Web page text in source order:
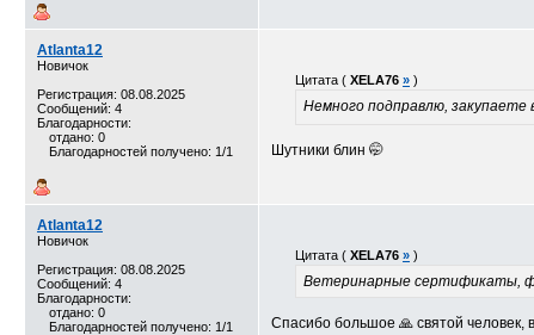
Atlanta12
Новичок
Регистрация: 08.08.2025
Сообщений: 4
Благодарности:
отдано: 0
Благодарностей получено: 1/1
Цитата ( XELA76 » )
Немного подправлю,
Шутники блин 🤭
Atlanta12
Новичок
Регистрация: 08.08.2025
Сообщений: 4
Благодарности:
отдано: 0
Благодарностей получено: 1/1
Цитата ( XELA76 » )
Ветеринарные сертификаты,
Спасибо большое 🙏 святой человек,